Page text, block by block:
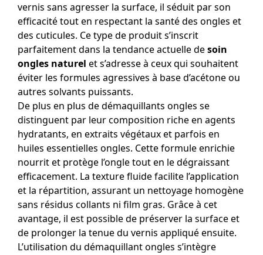
vernis sans agresser la surface, il séduit par son
efficacité tout en respectant la santé des ongles et
des cuticules. Ce type de produit s’inscrit
parfaitement dans la tendance actuelle desoin
ongles naturel et s’adresse à ceux qui souhaitent
éviter les formules agressives à base d’acétone ou
autres solvants puissants.
De plus en plus de démaquillants ongles se
distinguent par leur composition riche en agents
hydratants, en extraits végétaux et parfois en
huiles essentielles ongles. Cette formule enrichie
nourrit et protège l’ongle tout en le dégraissant
efficacement. La texture fluide facilite l’application
et la répartition, assurant un nettoyage homogène
sans résidus collants ni film gras. Grâce à cet
avantage, il est possible de préserver la surface et
de prolonger la tenue du vernis appliqué ensuite.
L’utilisation du démaquillant ongles s’intègre